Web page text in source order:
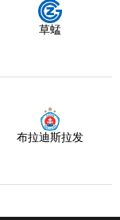
草蜢
布拉迪斯拉发